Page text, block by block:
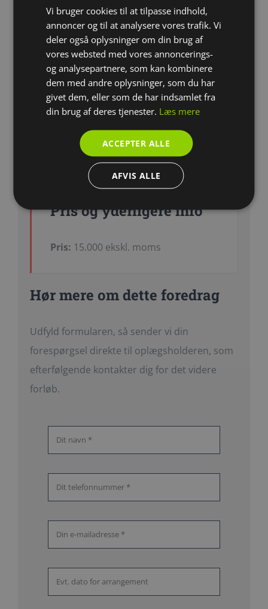
Pris og yderligere info
Pris: 15.000 ekskl. moms
Hør mere om dette foredrag
Udfyld formularen, så sender vi din
forespørgsel direkte til oplægsholderen, som
efterfølgende kontakter dig for det videre
forløb.
Vi bruger cookies til at tilpasse indhold,
annoncer og til at analysere vores trafik. Vi
deler også oplysninger om din brug af
vores websted med vores annoncerings-
og analysepartnere, som kan kombinere
dem med andre oplysninger, som du har
givet dem, eller som de har indsamlet fra
din brug af deres tjenester. Læs mere
ACCEPTER ALLE
AFVIS ALLE